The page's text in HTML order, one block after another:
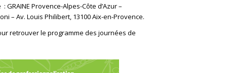
Provence-Alpes-Côte d’Azur –
– Av. Louis Philibert, 13100 Aix-en-Provence.
retrouver le programme des journées de